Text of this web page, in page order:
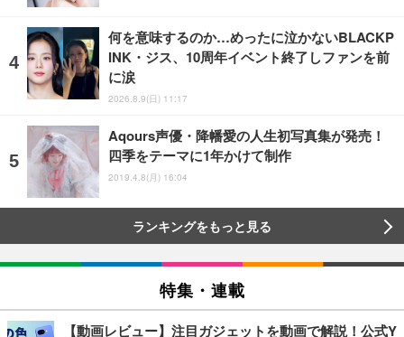
何を意味するのか…めったに泣かないBLACKP
INK・ジス、10周年イベント終了しファンを前
に涙
2026.8.9(日) 11:17
Aqours声優・降幡愛の人生初写真集が発売！
四季をテーマに1年かけて制作
2019.4.8(月) 16:04
ランキングをもっと見る
特集・連載
【動画レビュー】注目ガジェットを動画で解説！公式Y